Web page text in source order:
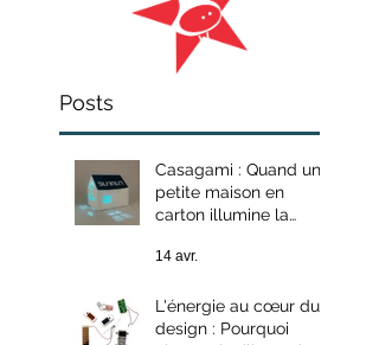
Posts
Casagami : Quand une
petite maison en
carton illumine la
14 avr.
L'énergie au cœur du
design : Pourquoi